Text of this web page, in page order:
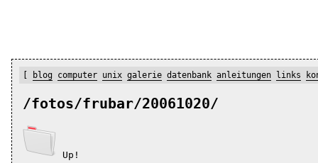
[ blog computer unix galerie datenbank anleitungen links
/fotos/frubar/20061020/
Up!